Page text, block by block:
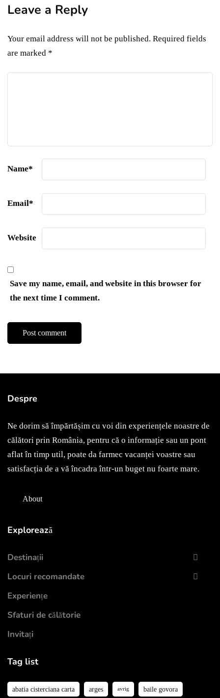
Leave a Reply
Your email address will not be published. Required fields
are marked *
Name*
Email*
Website
Save my name, email, and website in this browser for
the next time I comment.
Despre
Ne dorim să împărtășim cu voi din experiențele noastre de
călători prin România, pentru că o informație sau un pont
aflat în timp util, poate da farmec vacanței voastre sau
satisfacția de a vă încadra într-un buget nu foarte mare.
About
Explorează
Destinații
Locuri recomandate
Experiențe
Sfaturi de călătorie
Invitați
Tag list
abatia cisterciana carta arges avrig baile govora